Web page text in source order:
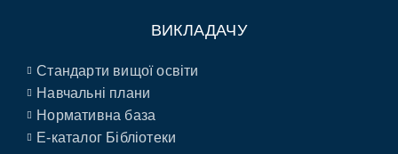
ВИКЛАДАЧУ
Стандарти вищої освіти
Навчальні плани
Нормативна база
E-каталог Бібліотеки